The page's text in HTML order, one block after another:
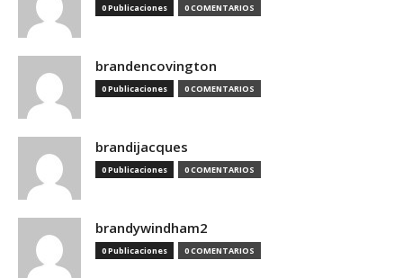
0 Publicaciones 0 COMENTARIOS
brandencovington
0 Publicaciones 0 COMENTARIOS
brandijacques
0 Publicaciones 0 COMENTARIOS
brandywindham2
0 Publicaciones 0 COMENTARIOS